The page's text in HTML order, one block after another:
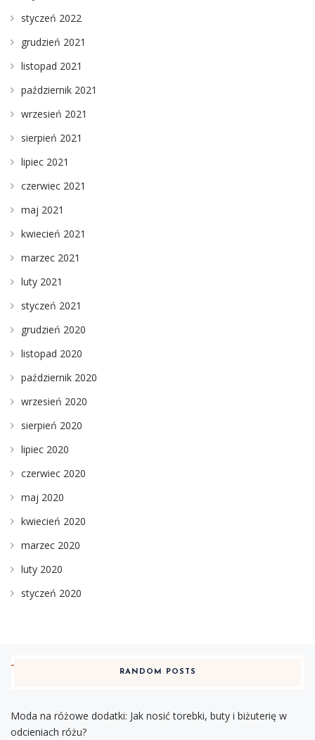
styczeń 2022
grudzień 2021
listopad 2021
październik 2021
wrzesień 2021
sierpień 2021
lipiec 2021
czerwiec 2021
maj 2021
kwiecień 2021
marzec 2021
luty 2021
styczeń 2021
grudzień 2020
listopad 2020
październik 2020
wrzesień 2020
sierpień 2020
lipiec 2020
czerwiec 2020
maj 2020
kwiecień 2020
marzec 2020
luty 2020
styczeń 2020
RANDOM POSTS
Moda na różowe dodatki: Jak nosić torebki, buty i biżuterię w
odcieniach różu?